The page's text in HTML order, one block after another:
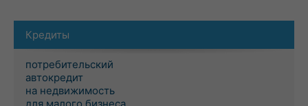
Кредиты
потребительский
автокредит
на недвижимость